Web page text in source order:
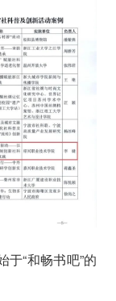
“和畅书吧”的